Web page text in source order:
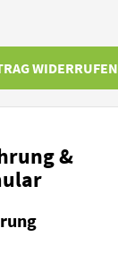
WIDERRUFEN
&